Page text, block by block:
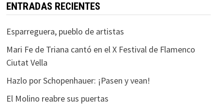
ENTRADAS RECIENTES
Esparreguera, pueblo de artistas
Mari Fe de Triana cantó en el X Festival de Flamenco
Ciutat Vella
Hazlo por Schopenhauer: ¡Pasen y vean!
El Molino reabre sus puertas